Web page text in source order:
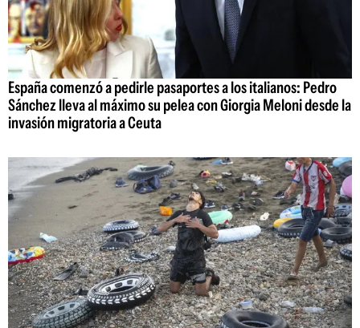
España comenzó a pedirle pasaportes a los italianos: Pedro
Sánchez lleva al máximo su pelea con Giorgia Meloni desde la
invasión migratoria a Ceuta